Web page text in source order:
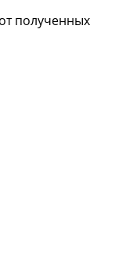
полученных